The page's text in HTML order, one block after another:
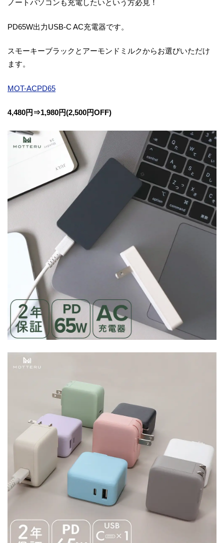
ノートパソコンも充電したいという方必見！
PD65W出力USB-C AC充電器です。
スモーキーブラックとアーモンドミルクからお選びいただけ
ます。
MOT-ACPD65
4,480円⇒1,980円(2,500円OFF)